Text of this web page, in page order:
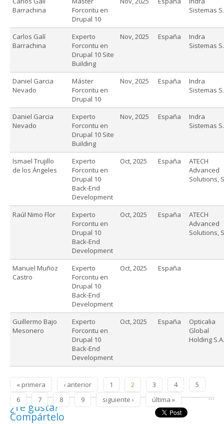
Barrachina
Forcontu en
Drupal 10
Sistemas
Carlos Galí
Barrachina
Experto
Forcontu en
Drupal 10 Site
Building
Nov, 2025 España
Indra
Sistemas
Daniel Garcia
Nevado
Máster
Forcontu en
Drupal 10
Nov, 2025 España
Indra
Sistemas
Daniel Garcia
Nevado
Experto
Forcontu en
Drupal 10 Site
Building
Nov, 2025 España
Indra
Sistemas
Ismael Trujillo
de los Ángeles
Experto
Forcontu en
Drupal 10
Back-End
Development
Oct, 2025 España
ATECH
Advanced
Solutions,
Raúl Nimo Flor
Experto
Forcontu en
Drupal 10
Back-End
Development
Oct, 2025 España
ATECH
Advanced
Solutions,
Manuel Muñoz
Castro
Experto
Forcontu en
Drupal 10
Back-End
Development
Oct, 2025 España
Guillermo Bajo
Mesonero
Experto
Forcontu en
Drupal 10
Back-End
Development
Oct, 2025 España
Opticalia
Global
Holding S.A.
Páginas
« primera ‹ anterior 1 2 3 4
5
6
7 8 9 …
siguiente › última »
¿Te gusta?
Compártelo